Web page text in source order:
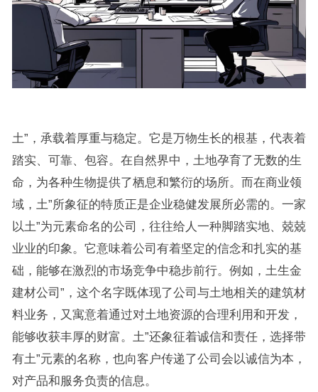
土”，承载着厚重与稳定。它是万物生长的根基，代表着
踏实、可靠、包容。在自然界中，土地孕育了无数的生
命，为各种生物提供了栖息和繁衍的场所。而在商业领
域，土”所象征的特质正是企业稳健发展所必需的。一家
以土”为元素命名的公司，往往给人一种脚踏实地、兢兢
业业的印象。它意味着公司有着坚定的信念和扎实的基
础，能够在激烈的市场竞争中稳步前行。例如，土生金
建材公司”，这个名字既体现了公司与土地相关的建筑材
料业务，又寓意着通过对土地资源的合理利用和开发，
能够收获丰厚的财富。土”还象征着诚信和责任，选择带
有土”元素的名称，也向客户传递了公司会以诚信为本，
对产品和服务负责的信息。